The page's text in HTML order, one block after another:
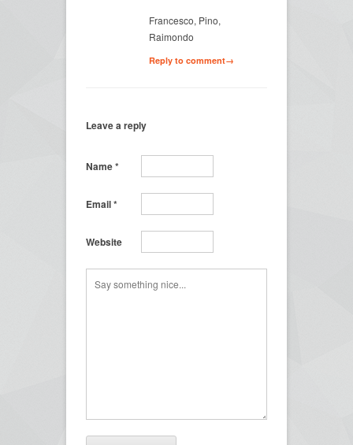
Francesco, Pino,
Raimondo
Reply to comment→
Leave a reply
Name*
Email*
Website